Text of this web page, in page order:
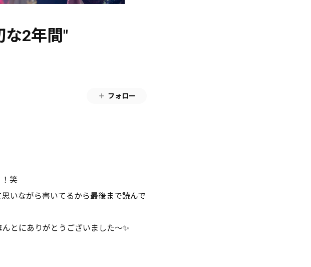
な2年間″
フォロー
笑
いながら書いてるから最後まで読んで
とにありがとうございました〜✨